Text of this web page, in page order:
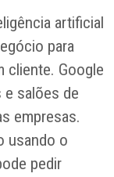
artificial
para
cliente. Google
e salões de
empresas.
usando o
pedir